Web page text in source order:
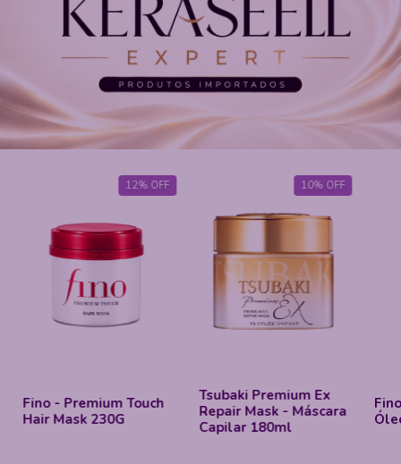
10% OFF
Tsubaki Premium Ex
Repair Mask - Máscara
Capilar 180ml
10% OFF
Fino Premium Touch -
Óleo Capilar 70ml